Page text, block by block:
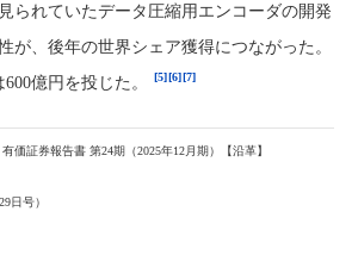
られていたデータ圧縮用エンコーダの開発
が、後年の世界シェア獲得につながった。
億円を投じた。
[5][6][7]
価証券報告書 第24期（2025年12月期）【沿革】
日号）